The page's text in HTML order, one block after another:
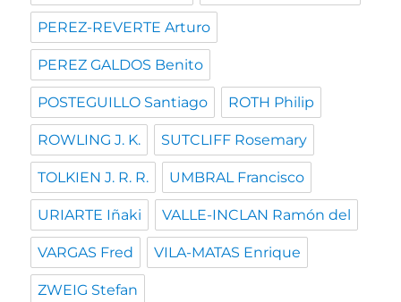
PEREZ-REVERTE Arturo
PEREZ GALDOS Benito
POSTEGUILLO Santiago ROTH Philip
ROWLING J. K. SUTCLIFF Rosemary
TOLKIEN J. R. R. UMBRAL Francisco
URIARTE Iñaki VALLE-INCLAN Ramón del
VARGAS Fred VILA-MATAS Enrique
ZWEIG Stefan